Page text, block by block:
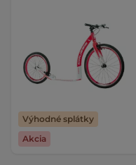
Výhodné splátky
Akcia